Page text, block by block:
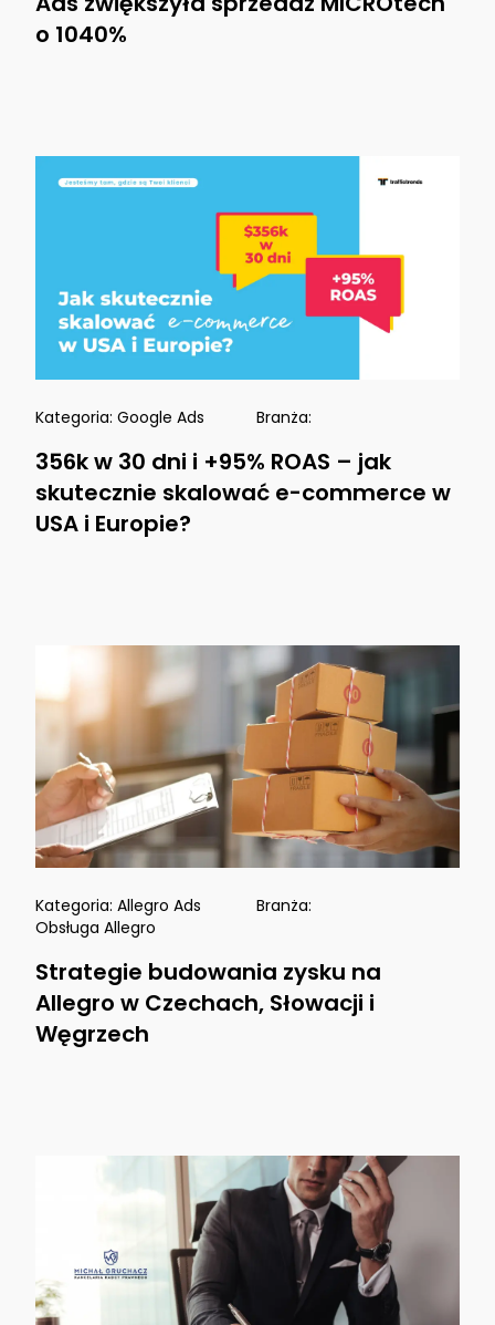
o 1040%
Kategoria: Google Ads Branża:
356k w 30 dni i +95% ROAS – jak
skutecznie skalować e-commerce w
USA i Europie?
Kategoria: Allegro Ads
Obsługa Allegro
Branża:
Strategie budowania zysku na
Allegro w Czechach, Słowacji i
Węgrzech